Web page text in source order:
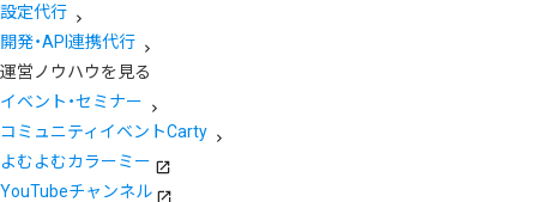
設定代行
開発・API連携代行
運営ノウハウを見る
イベント・セミナー
コミュニティイベントCarty
よむよむカラーミー
YouTubeチャンネル